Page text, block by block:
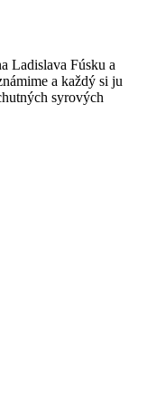
Ladislava Fúsku a
a každý si ju
syrových